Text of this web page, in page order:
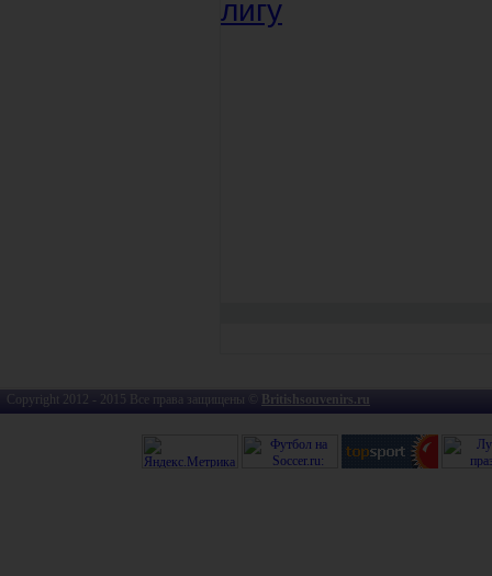
лигу
Copyright 2012 - 2015 Все права защищены © Britishsouvenirs.ru